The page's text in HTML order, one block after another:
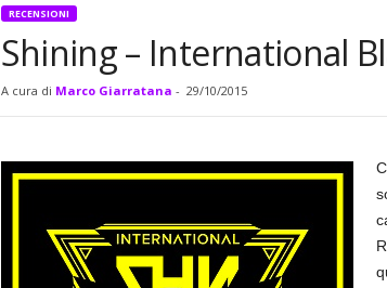
i
i
a
RECENSIONI
Shining – International
A cura di Marco Giarratana - 29/10/2015